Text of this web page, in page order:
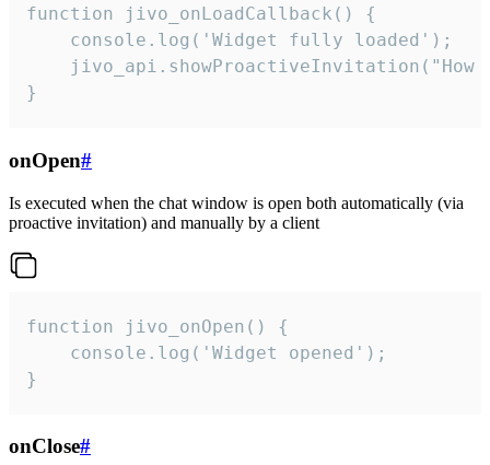
function jivo_onLoadCallback() {
    console.log('Widget fully loaded');
jivo_api.showProactiveInvitation("How
}
onOpen#
Is executed when the chat window is open both automatically (via
proactive invitation) and manually by a client
function jivo_onOpen() {
    console.log('Widget opened');
}
onClose#